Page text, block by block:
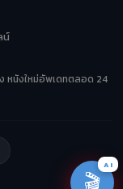
น์
หนังใหม่อัพเดทตลอด 24
🎬
AI